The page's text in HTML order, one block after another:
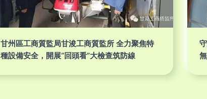
甘州區工商質監局甘浚工商質監所 全力聚焦特
種設備安全，開展“回頭看”大檢查筑防線